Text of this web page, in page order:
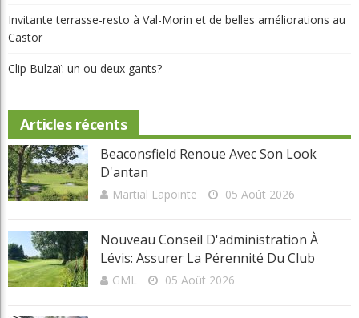
Articles récents
D'antan
Martial Lapointe 05 Août 2026
Nouveau Conseil D'administration À
Lévis: Assurer La Pérennité Du Club
L'obligation De Signaler Une Infraction
Édouard Rivard 05 Août 2026